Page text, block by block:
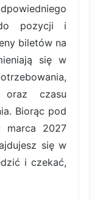
pozycji i
biletów na
się w
oraz czasu
Biorąc pod
marca 2027
się w
i czekać,